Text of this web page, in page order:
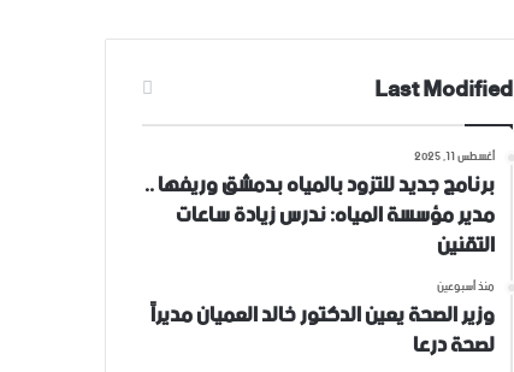
Last Modified
أغسطس 11, 2025
برنامج جديد للتزود بالمياه بدمشق وريفها ..
مدير مؤسسة المياه: ندرس زيادة ساعات
التقنين
منذ أسبوعين
وزير الصحة يعين الدكتور خالد العميان مديراً
لصحة درعا